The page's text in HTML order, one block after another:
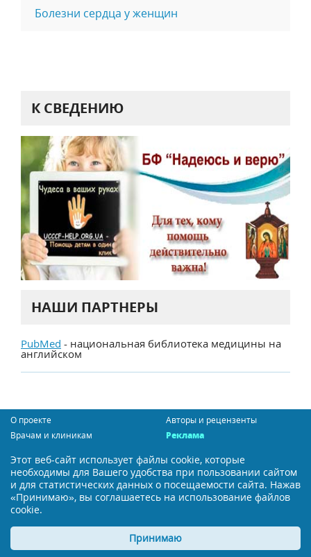
Болезни сердца у женщин
К СВЕДЕНИЮ
НАШИ ПАРТНЕРЫ
PubMed - национальная библиотека медицины на
английском
О проекте
Авторы и рецензенты
Врачам и клиникам
Реклама
Сообщить об ошибке
Политика конфиденциальности
Пользовательское соглашение
Бесплатная подписка
Мы в социальных сетях:
Этот веб-сайт использует файлы cookie, которые
необходимы для Вашего удобства при пользовании сайтом
и для статистических данных о посещаемости сайта. Нажав
«Принимаю», вы соглашаетесь на использование файлов
cookie.
Принимаю